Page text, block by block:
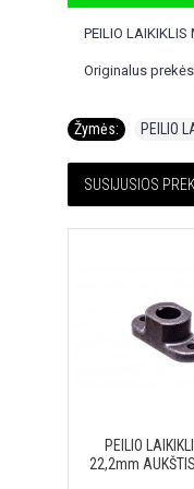
PEILIO
Originalus
Žymės: PEILIO
SUSIJUSIOS
PEILIO
22,2mm